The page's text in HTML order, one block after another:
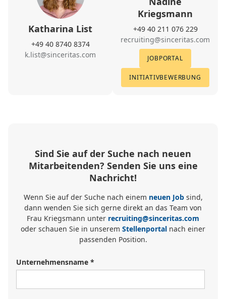
Katharina List
+49 40 8740 8374
k.list@sinceritas.com
Kriegsmann
+49 40 211 076 229
recruiting@sinceritas.com
JOBPORTAL
INITIATIVBEWERBUNG
Sind Sie auf der Suche nach neuen
Mitarbeitenden? Senden Sie uns eine
Nachricht!
Wenn Sie auf der Suche nach einem neuen Jobsind,
dann wenden Sie sich gerne direkt an das Team von
Frau Kriegsmann unter recruiting@sinceritas.com
oder schauen Sie in unserem Stellenportal nach einer
passenden Position.
Unternehmensname *